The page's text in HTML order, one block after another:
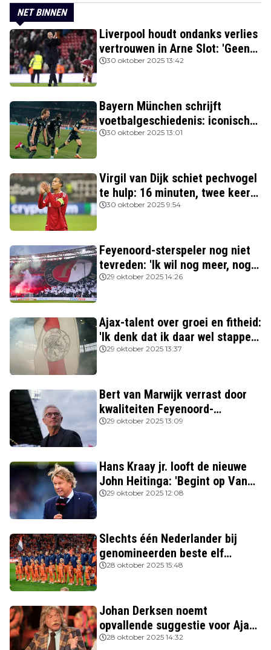
NET BINNEN
Liverpool houdt ondanks verlies
vertrouwen in Arne Slot: 'Geen
kans'
30 oktober 2025 13:42
Bayern München schrijft
voetbalgeschiedenis: iconische
Nederlanders verslagen
30 oktober 2025 13:01
Virgil van Dijk schiet pechvogel
te hulp: 16 minuten, twee keer
rood
30 oktober 2025 9:54
Feyenoord-sterspeler nog niet
tevreden: 'Ik wil nog meer, nog
beter spelen'
29 oktober 2025 14:26
Ajax-talent over groei en fitheid:
'Ik denk dat ik daar wel stappen
in heb gezet'
29 oktober 2025 13:37
Bert van Marwijk verrast door
kwaliteiten Feyenoord-
aanvoerder: 'Niemand zag
29 oktober 2025 13:09
Hans Kraay jr. looft de nieuwe
John Heitinga: 'Begint op Van
Gaal te lijken'
29 oktober 2025 12:08
Slechts één Nederlander bij
genomineerden beste elf
FIFPRO
28 oktober 2025 15:48
Johan Derksen noemt
opvallende suggestie voor Ajax:
'Wacht op hem als opvolger van
28 oktober 2025 14:32